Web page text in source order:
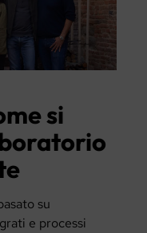
si
su
e processi